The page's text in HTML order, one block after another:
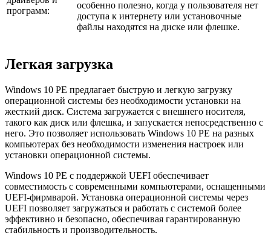
программ:
особенно полезно, когда у пользователя нет
доступа к интернету или установочные
файлы находятся на диске или флешке.
Легкая загрузка
Windows 10 PE предлагает быструю и легкую загрузку
операционной системы без необходимости установки на
жесткий диск. Система загружается с внешнего носителя,
такого как диск или флешка, и запускается непосредственно с
него. Это позволяет использовать Windows 10 PE на разных
компьютерах без необходимости изменения настроек или
установки операционной системы.
Windows 10 PE с поддержкой UEFI обеспечивает
совместимость с современными компьютерами, оснащенными
UEFI-фирмварой. Установка операционной системы через
UEFI позволяет загружаться и работать с системой более
эффективно и безопасно, обеспечивая гарантированную
стабильность и производительность.